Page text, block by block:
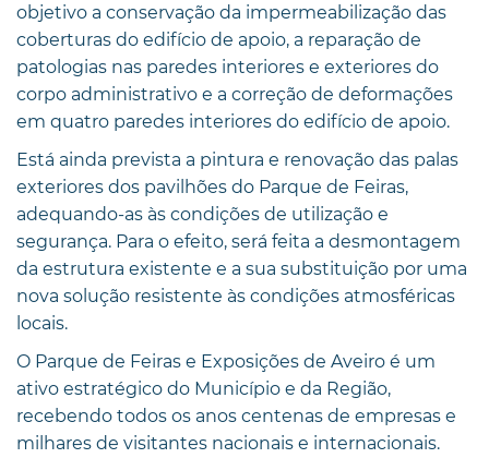
objetivo a conservação da impermeabilização das
coberturas do edifício de apoio, a reparação de
patologias nas paredes interiores e exteriores do
corpo administrativo e a correção de deformações
em quatro paredes interiores do edifício de apoio.
Está ainda prevista a pintura e renovação das palas
exteriores dos pavilhões do Parque de Feiras,
adequando-as às condições de utilização e
segurança. Para o efeito, será feita a desmontagem
da estrutura existente e a sua substituição por uma
nova solução resistente às condições atmosféricas
locais.
O Parque de Feiras e Exposições de Aveiro é um
ativo estratégico do Município e da Região,
recebendo todos os anos centenas de empresas e
milhares de visitantes nacionais e internacionais.